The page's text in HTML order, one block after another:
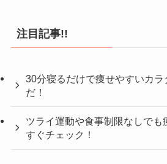
注目記事!!
30分寝るだけで痩せやすいカ
だ！
ツライ運動や食事制限なしでも
すぐチェック！